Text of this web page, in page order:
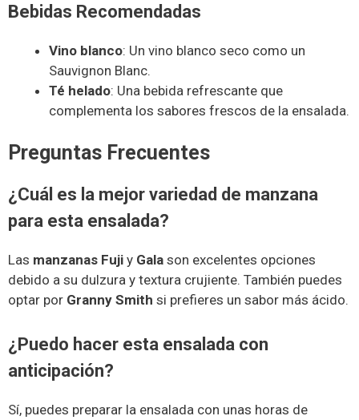
Bebidas Recomendadas
Vino blanco: Un vino blanco seco como un
Sauvignon Blanc.
Té helado: Una bebida refrescante que
complementa los sabores frescos de la ensalada.
Preguntas Frecuentes
¿Cuál es la mejor variedad de manzana
para esta ensalada?
Las manzanas Fuji y Gala son excelentes opciones
debido a su dulzura y textura crujiente. También puedes
optar por Granny Smith si prefieres un sabor más ácido.
¿Puedo hacer esta ensalada con
anticipación?
Sí, puedes preparar la ensalada con unas horas de